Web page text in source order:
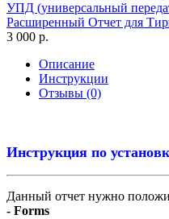
УПД (универсальный
Расширенный Отчет для
3 000 р.
Описание
Инструкции
Отзывы (0)
Инструкция по
Данный отчет нужно
- Forms